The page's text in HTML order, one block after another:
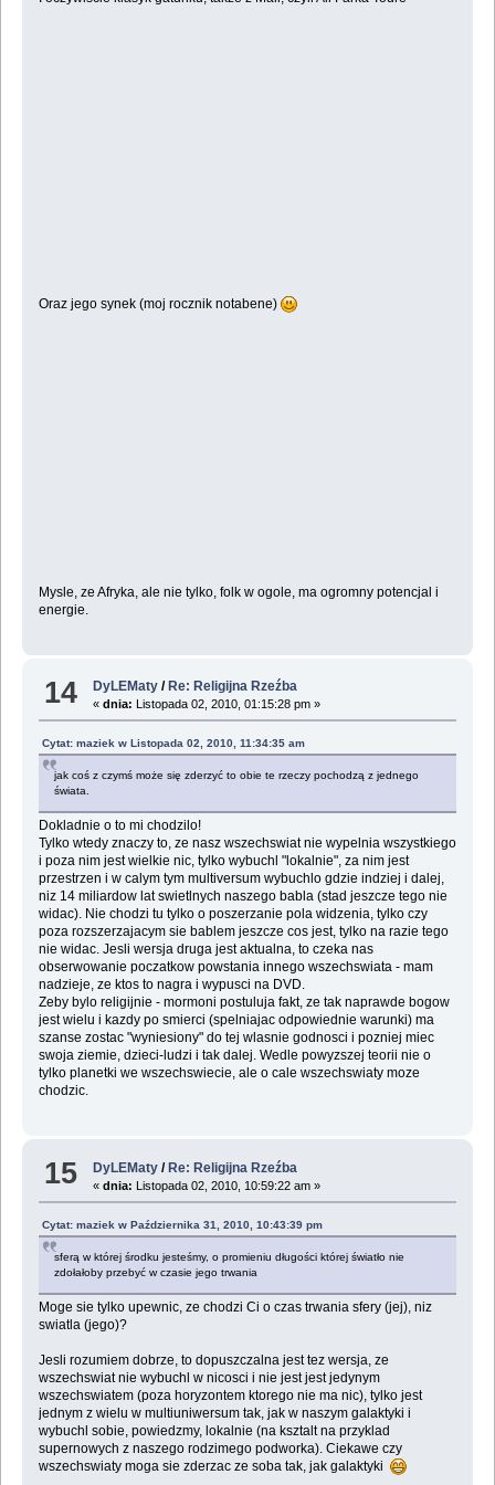
Oraz jego synek (moj rocznik notabene)
Mysle, ze Afryka, ale nie tylko, folk w ogole, ma ogromny potencjal i
energie.
14 DyLEMaty / Re: Religijna Rzeźba
«dnia: Listopada 02, 2010, 01:15:28 pm »
Cytat: maziek w Listopada 02, 2010, 11:34:35 am
jak coś z czymś może się zderzyć to obie te rzeczy pochodzą z jednego
świata.
Dokladnie o to mi chodzilo!
Tylko wtedy znaczy to, ze nasz wszechswiat nie wypelnia wszystkiego
i poza nim jest wielkie nic, tylko wybuchl "lokalnie", za nim jest
przestrzen i w calym tym multiversum wybuchlo gdzie indziej i dalej,
niz 14 miliardow lat swietlnych naszego babla (stad jeszcze tego nie
widac). Nie chodzi tu tylko o poszerzanie pola widzenia, tylko czy
poza rozszerzajacym sie bablem jeszcze cos jest, tylko na razie tego
nie widac. Jesli wersja druga jest aktualna, to czeka nas
obserwowanie poczatkow powstania innego wszechswiata - mam
nadzieje, ze ktos to nagra i wypusci na DVD.
Zeby bylo religijnie - mormoni postuluja fakt, ze tak naprawde bogow
jest wielu i kazdy po smierci (spelniajac odpowiednie warunki) ma
szanse zostac "wyniesiony" do tej wlasnie godnosci i pozniej miec
swoja ziemie, dzieci-ludzi i tak dalej. Wedle powyzszej teorii nie o
tylko planetki we wszechswiecie, ale o cale wszechswiaty moze
chodzic.
15 DyLEMaty /Re: Religijna Rzeźba
«dnia: Listopada 02, 2010, 10:59:22 am »
Cytat: maziek w Października 31, 2010, 10:43:39 pm
sferą w której środku jesteśmy, o promieniu długości której światło nie
zdołałoby przebyć w czasie jego trwania
Moge sie tylko upewnic, ze chodzi Ci o czas trwania sfery (jej), niz
swiatla (jego)?
Jesli rozumiem dobrze, to dopuszczalna jest tez wersja, ze
wszechswiat nie wybuchl w nicosci i nie jest jest jedynym
wszechswiatem (poza horyzontem ktorego nie ma nic), tylko jest
jednym z wielu w multiuniwersum tak, jak w naszym galaktyki i
wybuchl sobie, powiedzmy, lokalnie (na ksztalt na przyklad
supernowych z naszego rodzimego podworka). Ciekawe czy
wszechswiaty moga sie zderzac ze soba tak, jak galaktyki